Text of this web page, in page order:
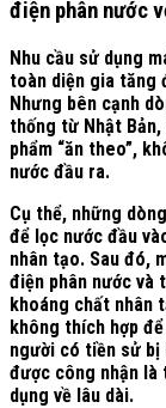
điện phân nước
Nhu cầu sử dụng
toàn diện gia tăng
Nhưng bên cạnh
thống từ Nhật
phẩm “ăn theo”,
nước đầu ra.
Cụ thể, những
để lọc nước đầu
nhân tạo. Sau đó,
điện phân nước và
khoáng chất nhân
không thích hợp
người có tiền sử bị
được công nhận là
dụng về lâu dài.